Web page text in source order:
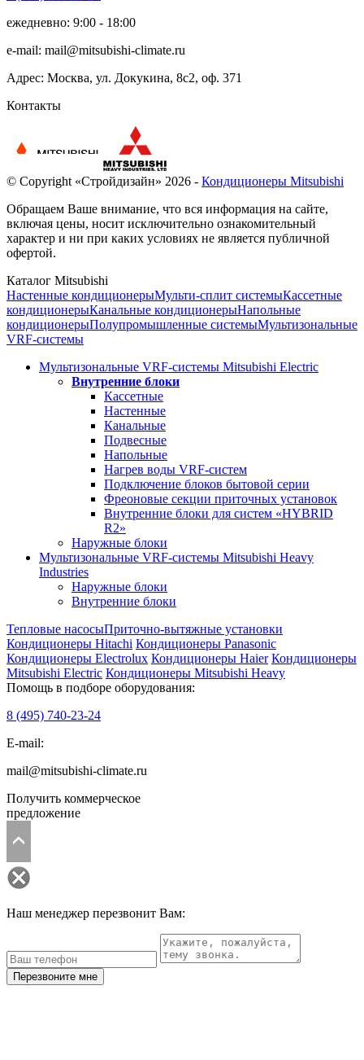
ежедневно: 9:00 - 18:00
e-mail: mail@mitsubishi-climate.ru
Адрес: Москва, ул. Докукина, 8с2, оф. 371
Контакты
© Copyright «Стройдизайн» 2026 - Кондиционеры Mitsubishi
Обращаем Ваше внимание, что вся информация на сайте,
включая цены, носит исключительно ознакомительный
характер и ни при каких условиях не является публичной
офертой.
Каталог Mitsubishi
Настенные кондиционерыМульти-сплит системыКассетные
кондиционерыКанальные кондиционерыНапольные
кондиционерыПолупромышленные системыМультизональные
VRF-системы
Мультизональные VRF-системы Mitsubishi Electric
Внутренние блоки
Кассетные
Настенные
Канальные
Подвесные
Напольные
Нагрев воды VRF-систем
Подключение блоков бытовой серии
Фреоновые секции приточных установок
Внутренние блоки для систем «HYBRID
R2»
Наружные блоки
Мультизональные VRF-системы Mitsubishi Heavy
Industries
Наружные блоки
Внутренние блоки
Тепловые насосыПриточно-вытяжные установки
Кондиционеры Hitachi Кондиционеры Panasonic
Кондиционеры Electrolux Кондиционеры Haier Кондиционеры
Mitsubishi Electric Кондиционеры Mitsubishi Heavy
Помощь в подборе оборудования:
8 (495) 740-23-24
E-mail:
mail@mitsubishi-climate.ru
Получить коммерческое
предложение
Наш менеджер перезвонит Вам:
Перезвоните мне